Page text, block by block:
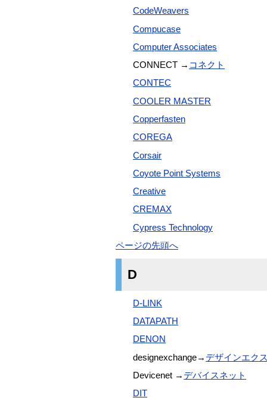
CodeWeavers
Compucase
Computer Associates
CONNECT → コネクト
CONTEC
COOLER MASTER
Copperfasten
COREGA
Corsair
Coyote Point Systems
Creative
CREMAX
Cypress Technology
ページの先頭へ
D
D-LINK
DATAPATH
DENON
designexchange→ デザインエク
Devicenet → デバイスネット
DIT